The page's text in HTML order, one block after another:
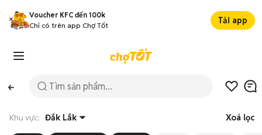
Voucher KFC đến 100k
Chỉ có trên app Chợ Tốt
Tải app
Khu vực: Đắk Lắk Xoá lọc